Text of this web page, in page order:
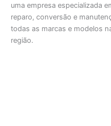
uma empresa especializada
reparo, conversão e
todas as marcas e modelos
região.